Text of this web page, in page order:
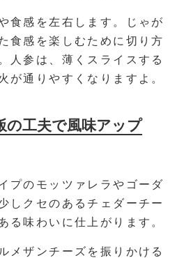
食感を左右します。じゃが
食感を楽しむために切り方
人参は、薄くスライスする
が通りやすくなりますよ。
の工夫で風味アップ
プのモッツァレラやゴーダ
しクセのあるチェダーチー
る味わいに仕上がります。
メザンチーズを振りかける